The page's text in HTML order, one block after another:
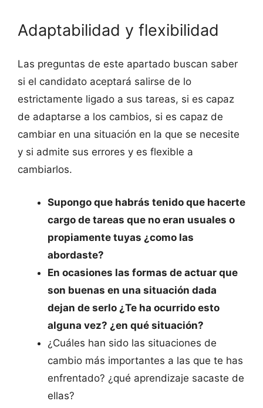
Adaptabilidad y flexibilidad
Las preguntas de este apartado buscan saber
si el candidato aceptará salirse de lo
estrictamente ligado a sus tareas, si es capaz
de adaptarse a los cambios, si es capaz de
cambiar en una situación en la que se necesite
y si admite sus errores y es flexible a
cambiarlos.
Supongo que habrás tenido que hacerte
cargo de tareas que no eran usuales o
propiamente tuyas ¿como las
abordaste?
En ocasiones las formas de actuar que
son buenas en una situación dada
dejan de serlo ¿Te ha ocurrido esto
alguna vez? ¿en qué situación?
¿Cuáles han sido las situaciones de
cambio más importantes a las que te has
enfrentado? ¿qué aprendizaje sacaste de
ellas?